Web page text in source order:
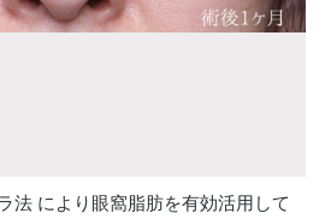
法 により眼窩脂肪を有効活用して